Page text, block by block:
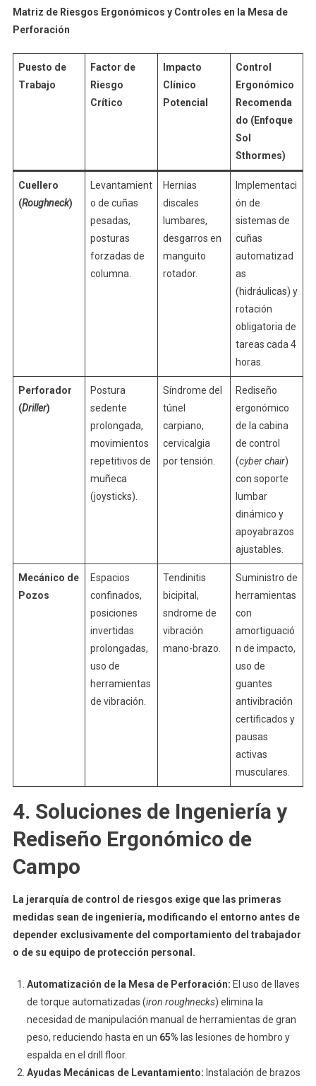
Matriz de Riesgos Ergonómicos y Controles en la Mesa de
Perforación
Puesto de
Trabajo
Factor de
Riesgo
Crítico
Impacto
Clínico
Potencial
Control
Ergonómico
Recomenda
do (Enfoque
Sol
Sthormes)
Cuellero
(Roughneck)
Levantamient
o de cuñas
pesadas,
posturas
forzadas de
columna.
Hernias
discales
lumbares,
desgarros en
manguito
rotador.
Implementaci
ón de
sistemas de
cuñas
automatizad
as
(hidráulicas) y
rotación
obligatoria de
tareas cada 4
horas.
Perforador
(Driller)
Postura
sedente
prolongada,
movimientos
repetitivos de
muñeca
(joysticks).
Síndrome del
túnel
carpiano,
cervicalgia
por tensión.
Rediseño
ergonómico
de la cabina
de control
(cyber chair)
con soporte
lumbar
dinámico y
apoyabrazos
ajustables.
Mecánico de
Pozos
Espacios
confinados,
posiciones
invertidas
prolongadas,
uso de
herramientas
de vibración.
Tendinitis
bicipital,
sndrome de
vibración
mano-brazo.
Suministro de
herramientas
con
amortiguació
n de impacto,
uso de
guantes
antivibración
certificados y
pausas
activas
musculares.
4. Soluciones de Ingeniería y
Rediseño Ergonómico de
Campo
La jerarquía de control de riesgos exige que las primeras
medidas sean de ingeniería, modificando el entorno antes de
depender exclusivamente del comportamiento del trabajador
o de su equipo de protección personal.
Automatización de la Mesa de Perforación: El uso de llaves
de torque automatizadas (iron roughnecks) elimina la
necesidad de manipulación manual de herramientas de gran
peso, reduciendo hasta en un 65% las lesiones de hombro y
espalda en el drill floor.
Ayudas Mecánicas de Levantamiento: Instalación de brazos